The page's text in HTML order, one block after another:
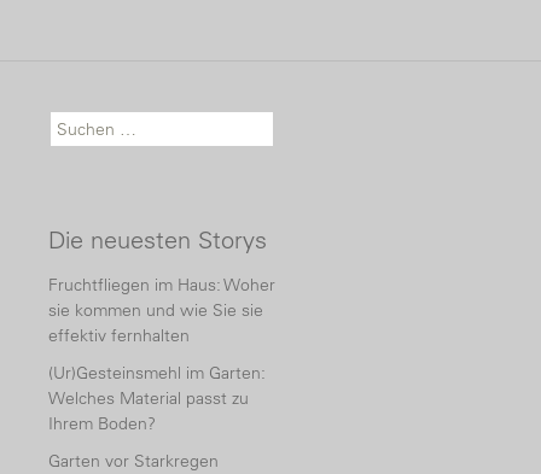
Suche nach:
Die neuesten Storys
Fruchtfliegen im Haus: Woher
sie kommen und wie Sie sie
effektiv fernhalten
(Ur)Gesteinsmehl im Garten:
Welches Material passt zu
Ihrem Boden?
Garten vor Starkregen